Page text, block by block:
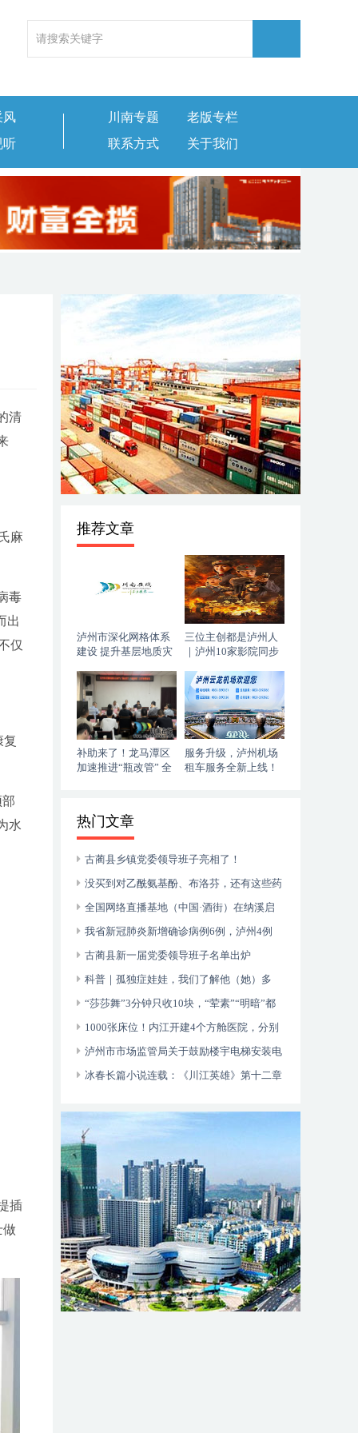
风
听
川南专题
老版专栏
联系方式
关于我们
清
麻
毒
出
仅
水
插
做
推荐文章
泸州市深化网格体系
建设 提升基层地质灾
三位主创都是泸州人
｜泸州10家影院同步
今日登陆全国院线
补助来了！龙马潭区
加速推进“瓶改管” 全
服务升级，泸州机场
租车服务全新上线！
热门文章
古蔺县乡镇党委领导班子亮相了！
没买到对乙酰氨基酚、布洛芬，还有这些药
可以临时替代
全国网络直播基地（中国·酒街）在纳溪启
动运行
我省新冠肺炎新增确诊病例6例，泸州4例
古蔺县新一届党委领导班子名单出炉
科普｜孤独症娃娃，我们了解他（她）多
少？
“莎莎舞”3分钟只收10块，“荤素”“明暗”都
有，还可以······
1000张床位！内江开建4个方舱医院，分别
位于——
泸州市市场监管局关于鼓励楼宇电梯安装电
动自行车智能阻止系统的倡议书
冰春长篇小说连载：《川江英雄》第十二章